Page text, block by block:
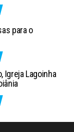
para o
Igreja Lagoinha